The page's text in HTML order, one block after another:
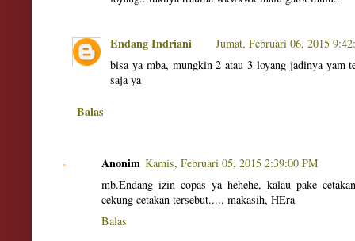
Endang Indriani
Jumat, Februari 06, 2015
bisa ya mba, mungkin 2 atau 3 loyang jadinya yam
saja ya
Balas
Anonim Kamis, Februari 05, 2015 2:39:00 PM
mb.Endang izin copas ya hehehe, kalau pake
cekung cetakan tersebut..... makasih, HEra
Balas